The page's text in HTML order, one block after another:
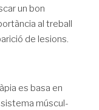
un bon
al treball
de lesions.
es basa en
múscul-